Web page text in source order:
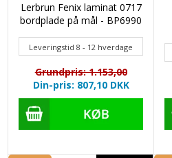
Lerbrun Fenix laminat 0717
bordplade på mål - BP6990
Leveringstid 8 - 12 hverdage
Grundpris: 1.153,00
Din-pris: 807,10 DKK